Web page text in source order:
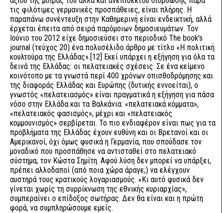
τις φιλότιμες γερμανικές προσπάθειες, είναι πλήρης. Η
παραπάνω συνέντευξη στην Καθημερινή είναι ενδεικτική, αλλά
έρχεται έπειτα από σειρά παρόμοιων δημοσιευμάτων. Τον
Ιούνιο του 2012 είχε δημοσιεύσει στο περιοδικό The book’s
journal (τεύχος 20) ένα πολυσέλιδο άρθρο με τίτλο «Η πολιτική
κουλτούρα της Ελλάδας».[12] Εκεί υπάρχει η εξήγηση για όλα τα
δεινά της Ελλάδας: οι πελατειακές σχέσεις. Σε ένα κείμενο
κοινότοπο με τα γνωστά περί 400 χρόνων οπισθοδρόμησης και
της διαφοράς Ελλάδας και Ευρώπης (δυτικής εννοείται), ο
γνωστός «πελατειασμός» είναι πραγματικά η εξήγηση για πάσα
νόσο στην Ελλάδα και τα Βαλκάνια: «πελατειακά κόμματα»,
«πελατειακός φασισμός», μέχρι και «πελατειακός
κομμουνισμός» σερβίρεται. Το πιο ενδιαφέρον είναι πως για τα
προβλήματα της Ελλάδας έχουν ευθύνη και οι Βρετανοί και οι
Αμερικανοί, όχι όμως φυσικά η Γερμανία, που σπούδασε τον
μοναδικό που προσπάθησε να αντισταθεί στο πελατειακό
σύστημα, τον Κώστα Σημίτη. Αφού λύση δεν μπορεί να υπάρξει,
πρέπει αλλοδαποί (από ποια χώρα άραγε;) να ελέγχουν
αυστηρά τους κρατικούς λογαριασμούς. «Κι αυτό φυσικά δεν
γίνεται χωρίς τη συρρίκνωση της εθνικής κυριαρχίας»,
συμπεραίνει ο επίδοξος σωτήρας. Δεν θα είναι και η πρώτη
φορά, να συμπληρώσουμε εμείς.